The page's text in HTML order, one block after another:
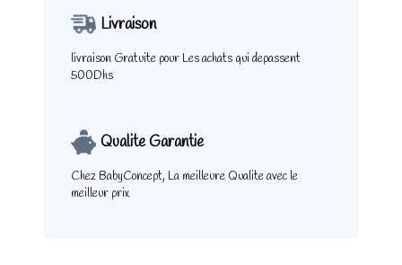
Livraison
livraison Gratuite pour Les achats qui depassent
500Dhs
Qualite Garantie
Chez BabyConcept, La meilleure Qualiteavec le
meilleur prix